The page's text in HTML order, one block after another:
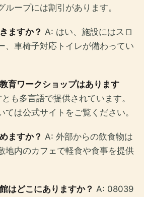
ループには割引があります。
ますか？ A: はい、施設にはスロ
、車椅子対応トイレが備わってい
育ワークショップはあります
も多言語で提供されています。
ては公式サイトをご覧ください。
ますか？ A: 外部からの飲食物は
地内のカフェで軽食や食事を提供
はどこにありますか？ A: 08039